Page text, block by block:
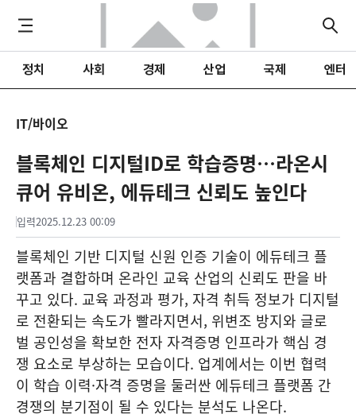
정치 사회 경제 산업 국제 엔터
IT/바이오
블록체인 디지털ID로 학습증명…라온시
큐어 유비온, 에듀테크 신뢰도 높인다
입력2025.12.23 00:09
블록체인 기반 디지털 신원 인증 기술이 에듀테크 플
랫폼과 결합하며 온라인 교육 산업의 신뢰도 판을 바
꾸고 있다. 교육 과정과 평가, 자격 취득 정보가 디지털
로 전환되는 속도가 빨라지면서, 위변조 방지와 글로
벌 공인성을 확보한 전자 자격증명 인프라가 핵심 경
쟁 요소로 부상하는 모습이다. 업계에서는 이번 협력
이 학습 이력·자격 증명을 둘러싼 에듀테크 플랫폼 간
경쟁의 분기점이 될 수 있다는 분석도 나온다.